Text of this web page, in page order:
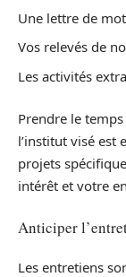
Une lettre de
Vos relevés de
Les activités
Prendre le
l’institut visé est
projets
intérêt et votre
Anticiper
Les entretiens